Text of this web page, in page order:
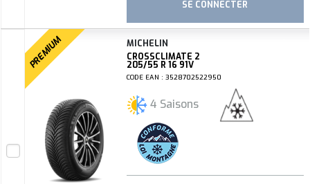
SE CONNECTER
PREMIUM
MICHELIN
CROSSCLIMATE 2
205/55 R 16 91V
CODE EAN : 3528702522950
4 Saisons